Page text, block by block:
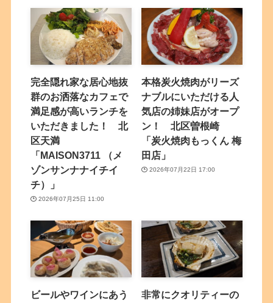
完全隠れ家な居心地抜
群のお洒落なカフェで
満足感が高いランチを
いただきました！ 北
区天満
「MAISON3711 （メ
ゾンサンナナイチイ
チ）」
2026年07月25日 11:00
本格炭火焼肉がリーズ
ナブルにいただける人
気店の姉妹店がオープ
ン！ 北区曽根崎
「炭火焼肉もっくん 梅
田店」
2026年07月22日 17:00
ビールやワインにあう
非常にクオリティーの